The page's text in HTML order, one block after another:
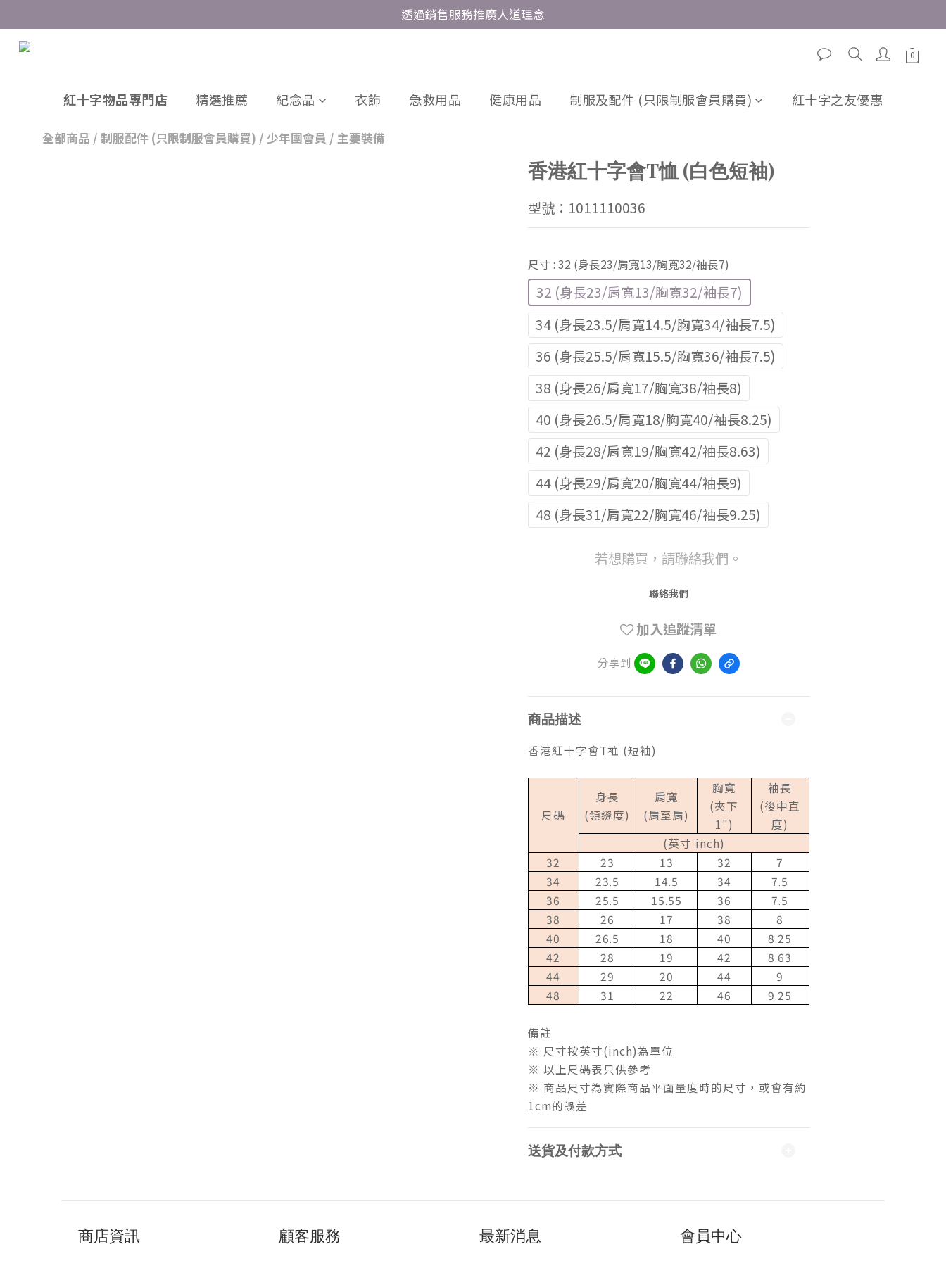
透過銷售服務推廣人道理念
紅十字物品專門店 精選推薦 紀念品 衣飾 急救用品 健康用品 制服及配件 (只限制服會員購買) 紅十字之友優惠
全部商品 / 制服配件 (只限制服會員購買) / 少年團會員 / 主要裝備
香港紅十字會T恤 (白色短袖)
型號：1011110036
尺寸 : 32 (身長23/肩寬13/胸寬32/袖長7)
32 (身長23/肩寬13/胸寬32/袖長7)
34 (身長23.5/肩寬14.5/胸寬34/袖長7.5)
36 (身長25.5/肩寬15.5/胸寬36/袖長7.5)
38 (身長26/肩寬17/胸寬38/袖長8)
40 (身長26.5/肩寬18/胸寬40/袖長8.25)
42 (身長28/肩寬19/胸寬42/袖長8.63)
44 (身長29/肩寬20/胸寬44/袖長9)
48 (身長31/肩寬22/胸寬46/袖長9.25)
若想購買，請聯絡我們。
聯絡我們
加入追蹤清單
分享到
商品描述
香港紅十字會T裇 (短袖)
尺碼
身長
(領縫度)
肩寬
(肩至肩)
胸寬
(夾下
1")
袖長
(後中直
度)
(英寸 inch)
32
23 13 32
7
34
23.5 14.5 34
7.5
36
25.5 15.55 36
7.5
38
26 17 38
8
40
26.5 18 40
8.25
42
28 19 42
8.63
44
29 20 44
9
48
31 22 46 9.25
備註
※ 尺寸按英寸(inch)為單位
※ 以上尺碼表只供參考
※ 商品尺寸為實際商品平面量度時的尺寸，或會有約
1cm的誤差
送貨及付款方式
商店資訊 顧客服務 最新消息 會員中心